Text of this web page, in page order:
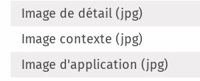
Image de détail (jpg)
Image contexte (jpg)
Image d'application (jpg)